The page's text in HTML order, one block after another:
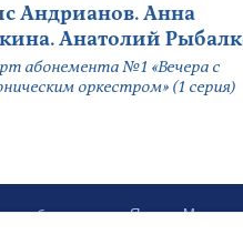
Андрианов. Анна
Анатолий
абонемента №1 «Вечера с
оркестром» (1 серия)
веб-аналитики